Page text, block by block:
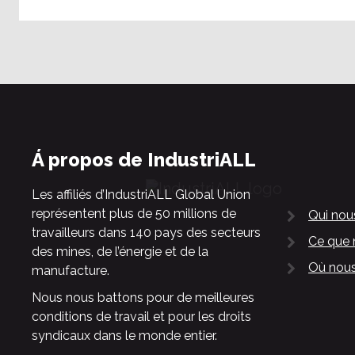
Á propos de IndustriALL
Les affiliés d’IndustriALL Global Union
représentent plus de 50 millions de
travailleurs dans 140 pays des secteurs
des mines, de l’énergie et de la
manufacture.
Nous nous battons pour de meilleures
conditions de travail et pour les droits
syndicaux dans le monde entier.
Qui
Ce que
Où